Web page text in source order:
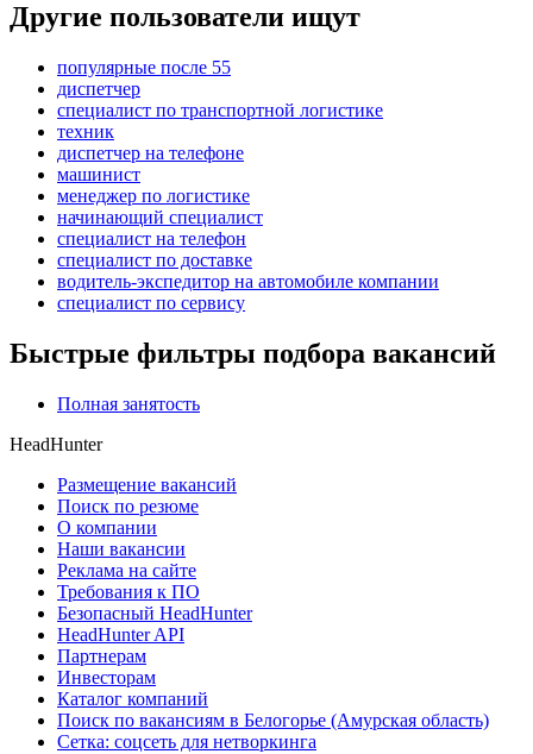
Другие пользователи ищут
популярные после 55
диспетчер
специалист по транспортной логистике
техник
диспетчер на телефоне
машинист
менеджер по логистике
начинающий специалист
специалист на телефон
специалист по доставке
водитель-экспедитор на автомобиле компании
специалист по сервису
Быстрые фильтры подбора вакансий
Полная занятость
HeadHunter
Размещение вакансий
Поиск по резюме
О компании
Наши вакансии
Реклама на сайте
Требования к ПО
Безопасный HeadHunter
HeadHunter API
Партнерам
Инвесторам
Каталог компаний
Поиск по вакансиям в Белогорье (Амурская область)
Сетка: соцсеть для нетворкинга